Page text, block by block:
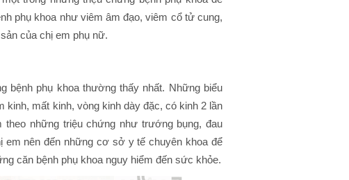
phụ khoa như viêm âm đạo, viêm cổ tử cung,
của chị em phụ nữ.
bệnh phụ khoa thường thấy nhất. Những biểu
mất kinh, vòng kinh dày đặc, có kinh 2 lần
những triệu chứng như trướng bụng, đau
em nên đến những cơ sở y tế chuyên khoa để
căn bệnh phụ khoa nguy hiểm đến sức khỏe.